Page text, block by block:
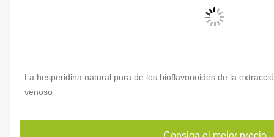
La hesperidina natural pura de los bioflavonoides de la
venoso